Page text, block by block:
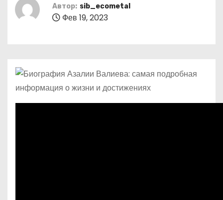
Автор: sib_ecometal
Фев 19, 2023